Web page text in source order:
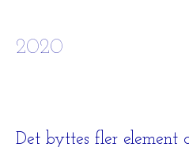
2020
Det byttes fler element